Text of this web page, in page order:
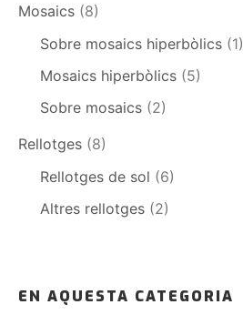
Mosaics (8)
Sobre mosaics hiperbòlics (1)
Mosaics hiperbòlics (5)
Sobre mosaics (2)
Rellotges (8)
Rellotges de sol (6)
Altres rellotges (2)
EN AQUESTA CATEGORIA